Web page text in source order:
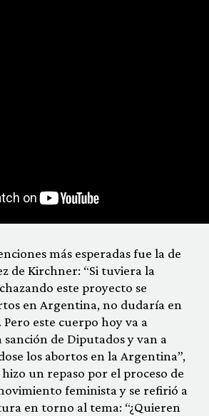
más esperadas fue la de
de Kirchner: “Si tuviera la
este proyecto se
en Argentina, no dudaría en
este cuerpo hoy va a
de Diputados y van a
los abortos en la Argentina”,
un repaso por el proceso de
feminista y se refirió a
en torno al tema: “¿Quieren